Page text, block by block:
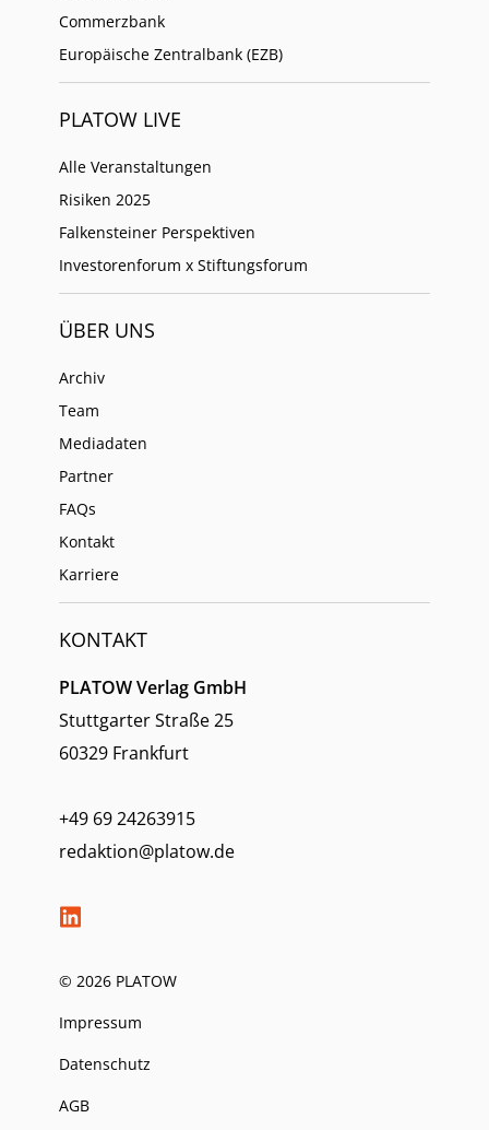
Commerzbank
Europäische Zentralbank (EZB)
PLATOW LIVE
Alle Veranstaltungen
Risiken 2025
Falkensteiner Perspektiven
Investorenforum x Stiftungsforum
ÜBER UNS
Archiv
Team
Mediadaten
Partner
FAQs
Kontakt
Karriere
KONTAKT
PLATOW Verlag GmbH
Stuttgarter Straße 25
60329 Frankfurt
+49 69 24263915
redaktion@platow.de
© 2026 PLATOW
Impressum
Datenschutz
AGB